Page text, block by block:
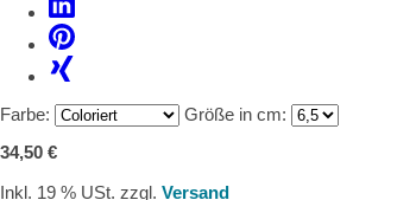
Farbe:
Größe in cm:
34,50 €
Inkl. 19 % USt. zzgl. Versand